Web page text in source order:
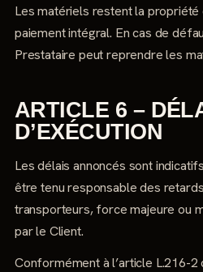
Les matériels restent la propriété
paiement intégral. En cas de
Prestataire peut reprendre les
ARTICLE 6 –
D’EXÉCUTION
Les délais annoncés sont
être tenu responsable des
transporteurs, force majeure ou
par le Client.
Conformément à l’article L.216-2